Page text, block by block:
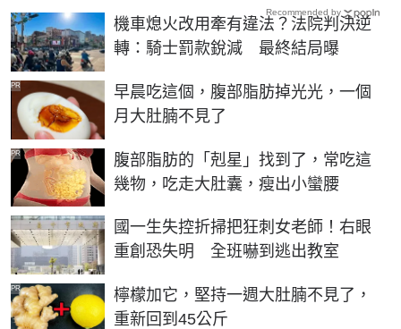
機車熄火改用牽有違法？法院判決逆
轉：騎士罰款銳減 最終結局曝
早晨吃這個，腹部脂肪掉光光，一個
月大肚腩不見了
PR
腹部脂肪的「剋星」找到了，常吃這
幾物，吃走大肚囊，瘦出小蠻腰
PR
國一生失控折掃把狂刺女老師！右眼
重創恐失明 全班嚇到逃出教室
檸檬加它，堅持一週大肚腩不見了，
重新回到45公斤
PR
Recommended by